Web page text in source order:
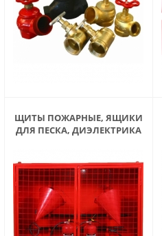
ЩИТЫ ПОЖАРНЫЕ, ЯЩИКИ
ДЛЯ ПЕСКА, ДИЭЛЕКТРИКА